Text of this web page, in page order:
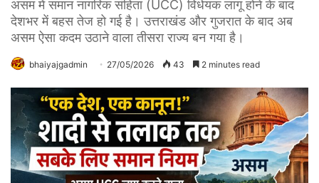
असम में समान नागरिक संहिता (UCC) विधेयक लागू होने के बाद
देशभर में बहस तेज हो गई है। उत्तराखंड और गुजरात के बाद अब
असम ऐसा कदम उठाने वाला तीसरा राज्य बन गया है।
bhaiyajgadmin 27/05/2026 43 2 minutes read